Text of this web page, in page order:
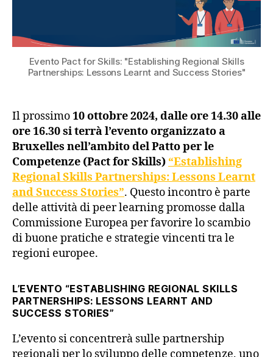
Evento Pact for Skills: "Establishing Regional Skills
Partnerships: Lessons Learnt and Success Stories"
Il prossimo10 ottobre 2024, dalle ore 14.30 alle
ore 16.30 si terrà l’evento organizzato a
Bruxelles nell’ambito del Patto per le
Competenze (Pact for Skills) “Establishing
Regional Skills Partnerships: Lessons Learnt
and Success Stories”. Questo incontro è parte
delle attività di peer learning promosse dalla
Commissione Europea per favorire lo scambio
di buone pratiche e strategie vincenti tra le
regioni europee.
L’EVENTO “ESTABLISHING REGIONAL SKILLS
PARTNERSHIPS: LESSONS LEARNT AND
SUCCESS STORIES”
L’evento si concentrerà sulle partnership